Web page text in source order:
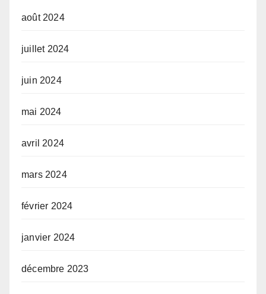
août 2024
juillet 2024
juin 2024
mai 2024
avril 2024
mars 2024
février 2024
janvier 2024
décembre 2023